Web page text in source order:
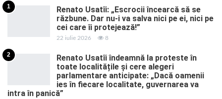
1
Renato Usatîi: „Escrocii încearcă să se
răzbune. Dar nu-i va salva nici pe ei, nici pe
cei care îi protejează!”
22 iulie 2026 8
2
Renato Usatîi îndeamnă la proteste în
toate localitățile și cere alegeri
parlamentare anticipate: „Dacă oamenii
ies în fiecare localitate, guvernarea va
intra în panică”